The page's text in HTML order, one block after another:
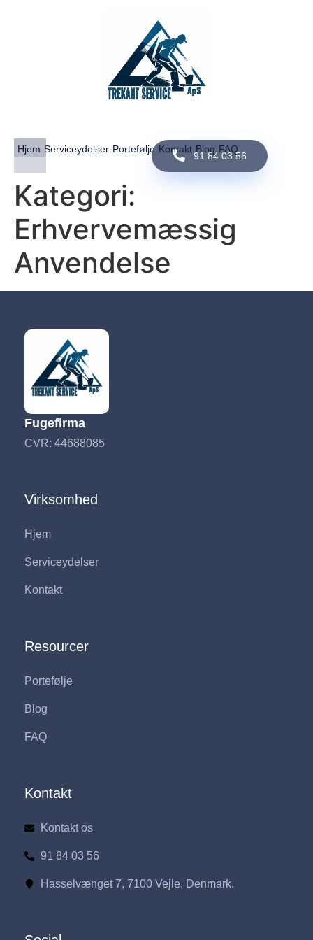
Hjem Serviceydelser Portefølje Kontakt Blog FAQ
91 84 03 56
Kategori:
Erhvervemæssig
Anvendelse
Fugefirma
CVR: 44688085
Virksomhed
Hjem
Serviceydelser
Kontakt
Resourcer
Portefølje
Blog
FAQ
Kontakt
Kontakt os
91 84 03 56
Hasselvænget 7, 7100 Vejle, Denmark.